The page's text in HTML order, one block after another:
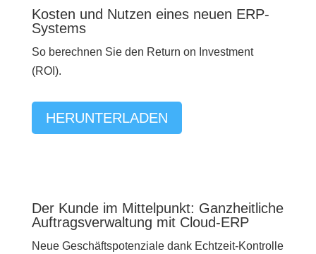
Kosten und Nutzen eines neuen ERP-
Systems
So berechnen Sie den Return on Investment
(ROI).
HERUNTERLADEN
Der Kunde im Mittelpunkt: Ganzheitliche
Auftragsverwaltung mit Cloud-ERP
Neue Geschäftspotenziale dank Echtzeit-Kontrolle